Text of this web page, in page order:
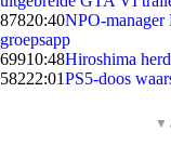
87820:40NPO-manager
groepsapp
69910:48Hiroshima
58222:01PS5-doos
▼